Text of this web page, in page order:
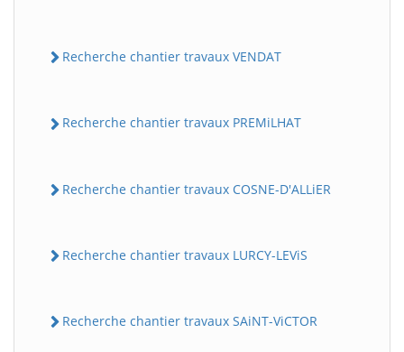
Recherche chantier travaux VENDAT
Recherche chantier travaux PREMiLHAT
Recherche chantier travaux COSNE-D'ALLiER
Recherche chantier travaux LURCY-LEViS
Recherche chantier travaux SAiNT-ViCTOR